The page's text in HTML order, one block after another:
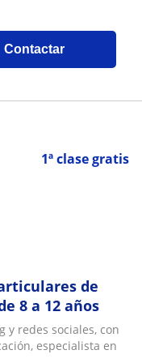
Contactar
1ª clase gratis
de
8 a 12 años
y redes sociales, con
especialista en